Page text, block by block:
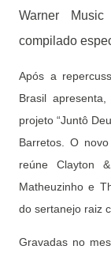
Warner
compilado
Após a
Brasil
projeto “Juntô
Barretos. O
reúne Clayton
Matheuzinho e
do sertanejo raiz
Gravadas no